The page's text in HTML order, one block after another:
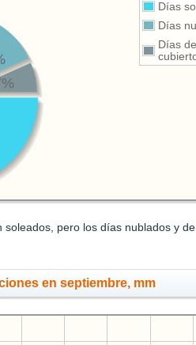
Días
Días
Días
pero los días nublados y
en septiembre, mm